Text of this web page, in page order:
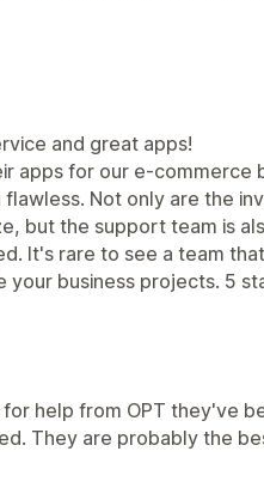
and great apps!
apps for our e-commerce
Not only are the
but the support team is
It's rare to see a team
your business projects. 5
help from OPT they've
They are probably the